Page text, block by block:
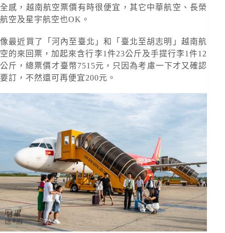
全感，越南航空票價有時很便宜，其它中華航空、長榮
航空及星宇航空也OK。
像最近買了「河內至臺北」和「臺北至胡志明」越南航
空的來回票，加起來含行李1件23公斤及手提行李1件12
公斤，總票價才臺幣7515元，只因為考慮一下才又確認
要訂，不然還可再便宜200元。